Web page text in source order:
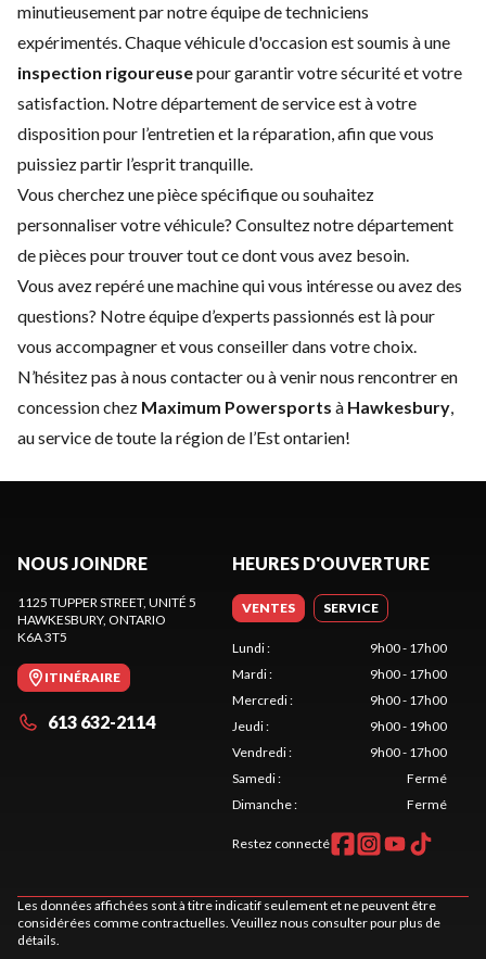
minutieusement par notre équipe de techniciens
expérimentés. Chaque véhicule d'occasion est soumis à une
inspection rigoureusepour garantir votre sécurité et votre
satisfaction. Notredépartement de serviceest à votre
disposition pour l’entretien et la réparation, afin que vous
puissiez partir l’esprit tranquille.
Vous cherchez une pièce spécifique ou souhaitez
personnaliser votre véhicule? Consultez notredépartement
de pièces pour trouver tout ce dont vous avez besoin.
Vous avez repéré une machine qui vous intéresse ou avez des
questions? Notre équipe d’experts passionnés est là pour
vous accompagner et vous conseiller dans votre choix.
N’hésitez pas à nous contacter ou à venir nous rencontrer en
concession chez Maximum Powersports à Hawkesbury,
au service de toute la région de l’Est ontarien!
NOUS JOINDRE
1125 TUPPER STREET, UNITÉ 5
HAWKESBURY, ONTARIO
K6A 3T5
ITINÉRAIRE
613 632-2114
HEURES D'OUVERTURE
VENTES SERVICE
Lundi:
9h00 - 17h00
Mardi:
9h00 - 17h00
Mercredi:
9h00 - 17h00
Jeudi:
9h00 - 19h00
Vendredi:
9h00 - 17h00
Samedi:
Fermé
Dimanche: Fermé
Restez connecté
Les données affichées sont à titre indicatif seulement et ne peuvent être
considérées comme contractuelles. Veuillez nous consulter pour plus de
détails.